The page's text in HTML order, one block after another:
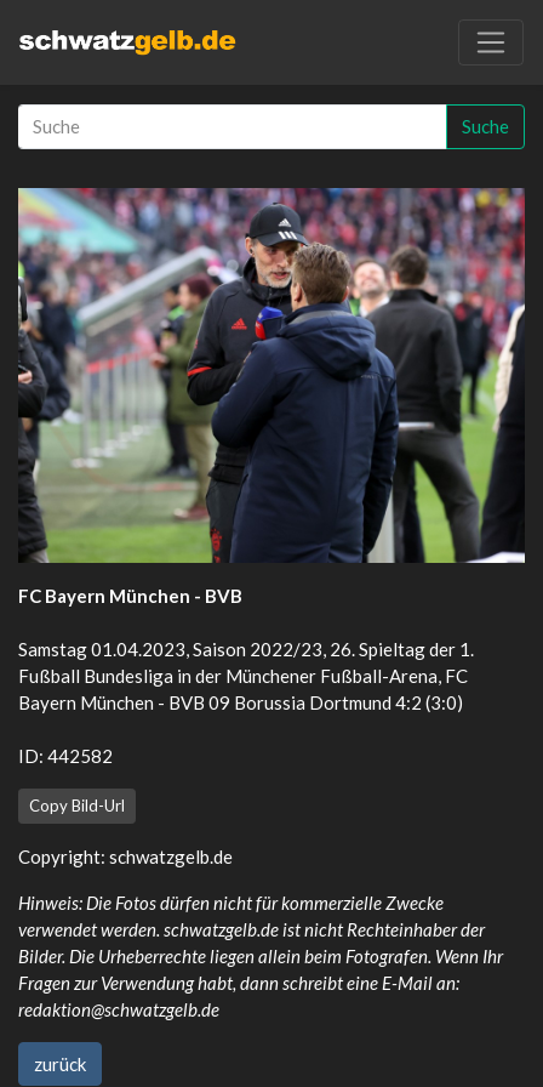
Suche
FC Bayern München - BVB
Samstag 01.04.2023, Saison 2022/23, 26. Spieltag der 1.
Fußball Bundesliga in der Münchener Fußball-Arena, FC
Bayern München - BVB 09 Borussia Dortmund 4:2 (3:0)
ID: 442582
Copy Bild-Url
Copyright: schwatzgelb.de
Hinweis: Die Fotos dürfen nicht für kommerzielle Zwecke
verwendet werden. schwatzgelb.de ist nicht Rechteinhaber der
Bilder. Die Urheberrechte liegen allein beim Fotografen. Wenn Ihr
Fragen zur Verwendung habt, dann schreibt eine E-Mail an:
redaktion@schwatzgelb.de
zurück